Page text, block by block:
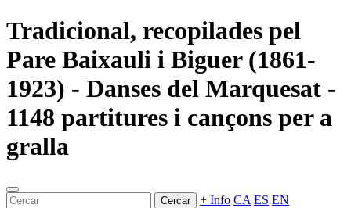
Tradicional, recopilades pel
Pare Baixauli i Biguer (1861-
1923) - Danses del Marquesat -
1148 partitures i cançons per a
gralla
Cercar + Info CA ES EN